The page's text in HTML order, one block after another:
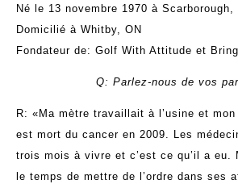
Né le 13 novembre 1970 à Scarborough,
Domicilié à Whitby, ON
Fondateur de: Golf With Attitude et
Q: Parlez-nous de vos
R: «Ma mètre travaillait à l’usine et
est mort du cancer en 2009. Les
trois mois à vivre et c’est ce qu’il a eu.
le temps de mettre de l’ordre dans ses